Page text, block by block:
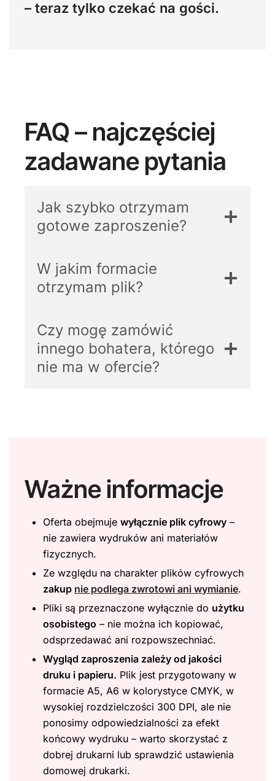
– teraz tylko czekać na gości.
FAQ – najczęściej
zadawane pytania
Jak szybko otrzymam
gotowe zaproszenie?
W jakim formacie
otrzymam plik?
Czy mogę zamówić
innego bohatera, którego
nie ma w ofercie?
Ważne informacje
Oferta obejmuje wyłącznie plik cyfrowy –
nie zawiera wydruków ani materiałów
fizycznych.
Ze względu na charakter plików cyfrowych
zakup nie podlega zwrotowi ani wymianie.
Pliki są przeznaczone wyłącznie do użytku
osobistego – nie można ich kopiować,
odsprzedawać ani rozpowszechniać.
Wygląd zaproszenia zależy od jakości
druku i papieru. Plik jest przygotowany w
formacie A5, A6 w kolorystyce CMYK, w
wysokiej rozdzielczości 300 DPI, ale nie
ponosimy odpowiedzialności za efekt
końcowy wydruku – warto skorzystać z
dobrej drukarni lub sprawdzić ustawienia
domowej drukarki.